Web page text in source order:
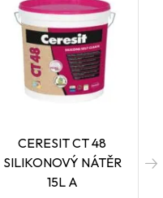
CERESIT CT 48
SILIKONOVÝ NÁTĚR
15L A